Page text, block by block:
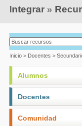
Integrar »
Inicio > Docentes >
Alumnos
Docentes
Comunidad